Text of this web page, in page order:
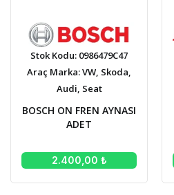
Stok Kodu: 0986479C47
Araç Marka: VW, Skoda,
Audi, Seat
BOSCH ON FREN AYNASI
ADET
2.400,00 ₺